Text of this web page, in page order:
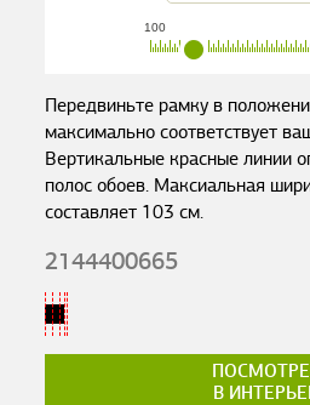
100
Передвиньте рамку в
максимально соответствует
Вертикальные красные линии
полос обоев. Максиальная
составляет 103 см.
2144400665
В